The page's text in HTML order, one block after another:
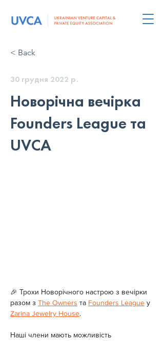
< Back
30 грудня 2022 р.
Новорічна вечірка
Founders League та
UVCA
🎉 Трохи Новорічного настрою з вечірки
разом з The Owners та Founders League у
Zarina Jewelry House.
Наші члени мають можливість